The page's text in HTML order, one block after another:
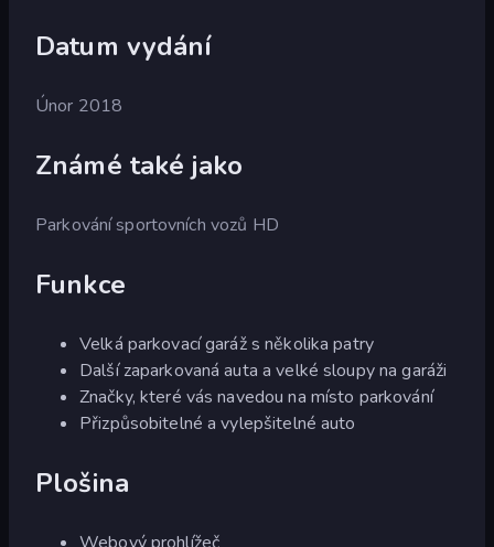
Datum vydání
Únor 2018
Známé také jako
Parkování sportovních vozů HD
Funkce
Velká parkovací garáž s několika patry
Další zaparkovaná auta a velké sloupy na garáži
Značky, které vás navedou na místo parkování
Přizpůsobitelné a vylepšitelné auto
Plošina
Webový prohlížeč